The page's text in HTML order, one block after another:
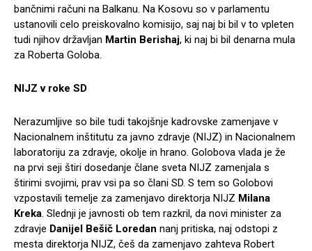
bančnimi računi na Balkanu. Na Kosovu so v parlamentu
ustanovili celo preiskovalno komisijo, saj naj bi bil v to vpleten
tudi njihov državljan Martin Berishaj, ki naj bi bil denarna mula
za Roberta Goloba.
NIJZ v roke SD
Nerazumljive so bile tudi takojšnje kadrovske zamenjave v
Nacionalnem inštitutu za javno zdravje (NIJZ) in Nacionalnem
laboratoriju za zdravje, okolje in hrano. Golobova vlada je že
na prvi seji štiri dosedanje člane sveta NIJZ zamenjala s
štirimi svojimi, prav vsi pa so člani SD. S tem so Golobovi
vzpostavili temelje za zamenjavo direktorja NIJZ Milana
Kreka. Slednji je javnosti ob tem razkril, da novi minister za
zdravje Danijel Bešič Loredan nanj pritiska, naj odstopi z
mesta direktorja NIJZ, češ da zamenjavo zahteva Robert